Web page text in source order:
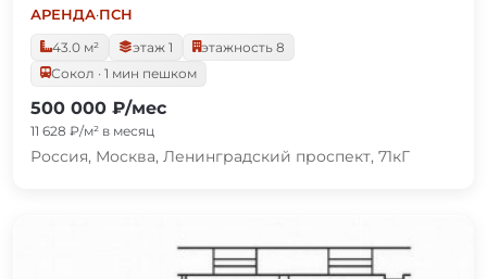
АРЕНДА·ПСН
43.0 м²
этаж 1
этажность 8
Сокол · 1 мин пешком
500 000 ₽/мес
11 628 ₽/м² в месяц
Россия, Москва, Ленинградский проспект, 71кГ